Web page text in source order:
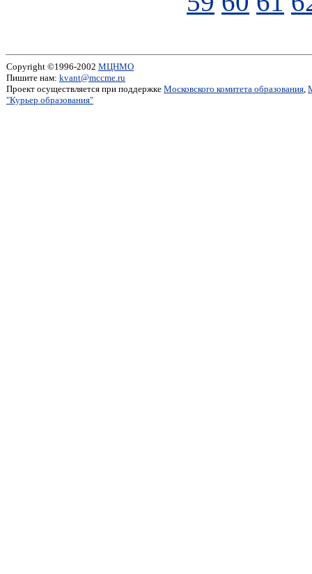
Copyright ©1996-2002 МЦНМО
Пишите нам: kvant@mccme.ru
Проект осуществляется при поддержке Московского комитета образования,
"Курьер образования"